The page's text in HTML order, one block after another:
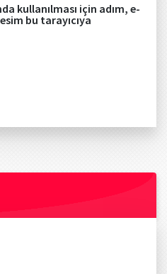
kullanılması için adım, e-
bu tarayıcıya